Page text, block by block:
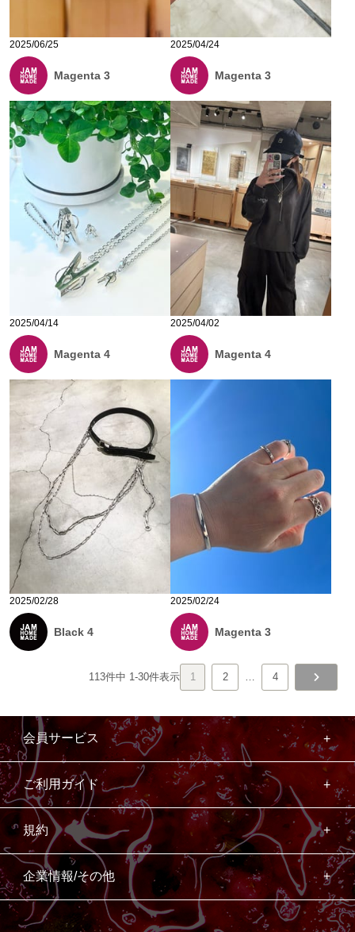
2025/06/25
Magenta 3
2025/04/24
Magenta 3
2025/04/14
Magenta 4
2025/04/02
Magenta 4
2025/02/28
Black 4
2025/02/24
Magenta 3
113件中 1-30件表示 1 2 … 4
会員サービス
ご利用ガイド
規約
企業情報/その他